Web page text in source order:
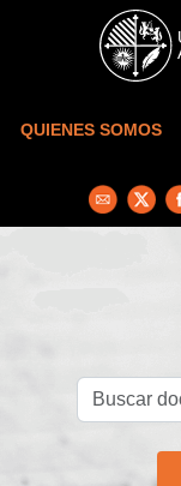
Skip to main content
QUIENES SOMOS